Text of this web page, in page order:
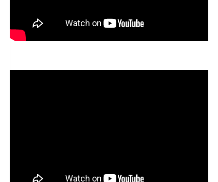
" src="https://www.youtube.com/embed/